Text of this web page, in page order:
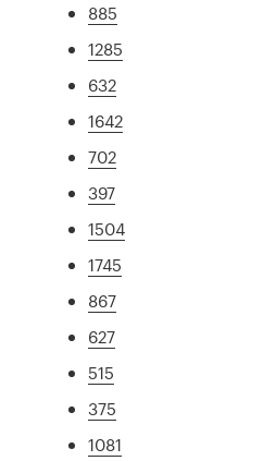
885
1285
632
1642
702
397
1504
1745
867
627
515
375
1081